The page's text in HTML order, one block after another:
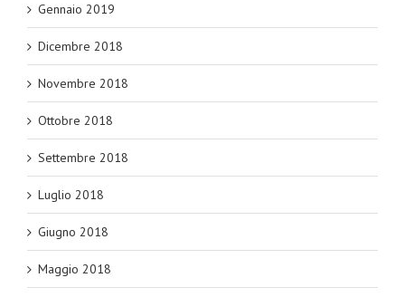
Gennaio 2019
Dicembre 2018
Novembre 2018
Ottobre 2018
Settembre 2018
Luglio 2018
Giugno 2018
Maggio 2018